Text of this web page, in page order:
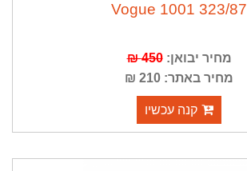
Vogue 1001 323/87
מחיר יבואן:450 ₪
מחיר באתר: 210 ₪
קנה עכשיו